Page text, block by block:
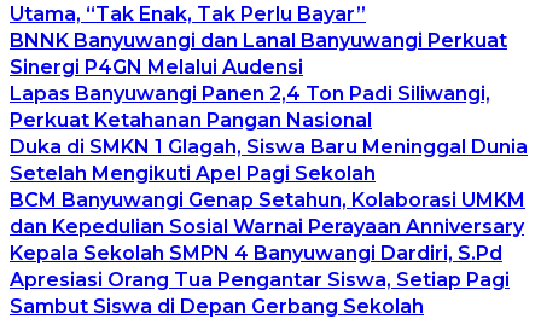
Utama, “Tak Enak, Tak Perlu Bayar”
BNNK Banyuwangi dan Lanal Banyuwangi Perkuat
Sinergi P4GN Melalui Audensi
Lapas Banyuwangi Panen 2,4 Ton Padi Siliwangi,
Perkuat Ketahanan Pangan Nasional
Duka di SMKN 1 Glagah, Siswa Baru Meninggal Dunia
Setelah Mengikuti Apel Pagi Sekolah
BCM Banyuwangi Genap Setahun, Kolaborasi UMKM
dan Kepedulian Sosial Warnai Perayaan Anniversary
Kepala Sekolah SMPN 4 Banyuwangi Dardiri, S.Pd
Apresiasi Orang Tua Pengantar Siswa, Setiap Pagi
Sambut Siswa di Depan Gerbang Sekolah